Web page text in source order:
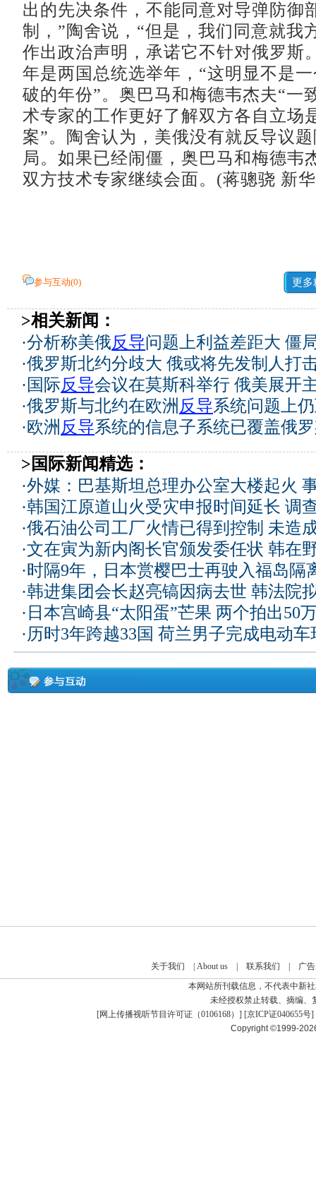
出的先决条件，不能同意对导弹防御
制，”陶舍说，“但是，我们同意就我
作出政治声明，承诺它不针对俄罗斯
年是两国总统选举年，“这明显不是
破的年份”。奥巴马和梅德韦杰夫“一
术专家的工作更好了解双方各自立场
案”。陶舍认为，美俄没有就反导议
局。如果已经闹僵，奥巴马和梅德韦
双方技术专家继续会面。(蒋骢骁 新
参与互动(0) 更多
>相关新闻：
·分析称美俄反导问题上利益差距大 僵
·俄罗斯北约分歧大 俄或将先发制人打
· 国际反导会议在莫斯科举行 俄美展开
·俄罗斯与北约在欧洲 反导系统问题上
·欧洲 反导系统的信息子系统已覆盖俄
>国际新闻精选：
·外媒：巴基斯坦总理办公室大楼起火
·韩国江原道山火受灾申报时间延长 调
·俄石油公司工厂火情已得到控制 未造
·文在寅为新内阁长官颁发委任状 韩在
·时隔9年，日本赏樱巴士再驶入福岛隔
·韩进集团会长赵亮镐因病去世 韩法院
· 日本宫崎县“太阳蛋”芒果 两个拍出50
·历时3年跨越33国 荷兰男子完成电动车
关于我们 About us| 联系我们
广
本网站所刊载信息，不代表中新
未经授权禁止转载、摘编、
[网上传播视听节目许可证（0106168） ] [京ICP证040655号]
Copyright ©1999-